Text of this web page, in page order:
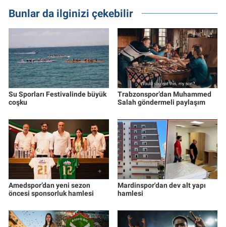
Bunlar da ilginizi çekebilir
Su Sporları Festivalinde büyük
coşku
Trabzonspor’dan Muhammed
Salah göndermeli paylaşım
Amedspor’dan yeni sezon
öncesi sponsorluk hamlesi
Mardinspor'dan dev alt yapı
hamlesi